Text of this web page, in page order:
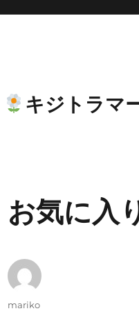
キジトラマ
お気に入
投
mariko